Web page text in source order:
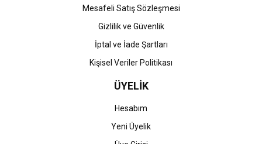
Mesafeli Satış Sözleşmesi
Gizlilik ve Güvenlik
İptal ve İade Şartları
Kişisel Veriler Politikası
ÜYELİK
Hesabım
Yeni Üyelik